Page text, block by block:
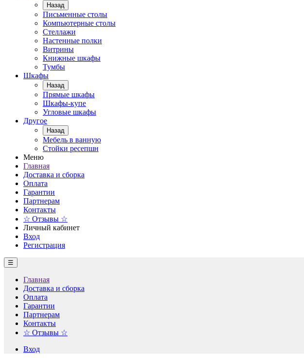
Назад
Письменные столы
Компьютерные столы
Стеллажи
Настенные полки
Витрины
Книжные шкафы
Тумбы
Шкафы
Назад
Прямые шкафы
Шкафы-купе
Угловые шкафы
Другое
Назад
Мебель в ванную
Стойки ресепшн
Меню
Главная
Доставка и сборка
Оплата
Гарантии
Партнерам
Контакты
☆ Отзывы ☆
Личный кабинет
Вход
Регистрация
☰
Главная
Доставка и сборка
Оплата
Гарантии
Партнерам
Контакты
☆ Отзывы ☆
Вход